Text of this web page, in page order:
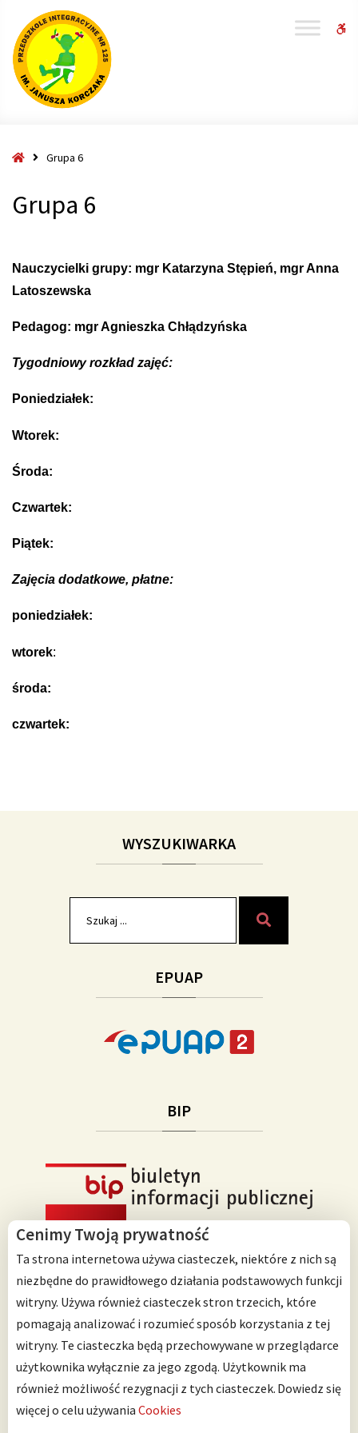
StronaGrupa 6
Grupa 6
Nauczycielki grupy: mgr Katarzyna Stępień, mgr Anna
Latoszewska
Pedagog: mgr Agnieszka Chłądzyńska
Tygodniowy rozkład zajęć:
Poniedziałek:
Wtorek:
Środa:
Czwartek:
Piątek:
Zajęcia dodatkowe, płatne:
poniedziałek:
wtorek:
środa:
czwartek:
WYSZUKIWARKA
EPUAP
BIP
Przedszkole Integracyjne nr 125 im. Janusza Korczaka
ul. Ścinawska 10
53-642 Wrocław
Telefon: 71 798 67 64
Cenimy Twoją prywatność
Ta strona internetowa używa ciasteczek, niektóre z nich są
niezbędne do prawidłowego działania podstawowych funkcji
witryny. Używa również ciasteczek stron trzecich, które
pomagają analizować i rozumieć sposób korzystania z tej
witryny. Te ciasteczka będą przechowywane w przeglądarce
użytkownika wyłącznie za jego zgodą. Użytkownik ma
również możliwość rezygnacji z tych ciasteczek. Dowiedz się
więcej o celu używania Cookies